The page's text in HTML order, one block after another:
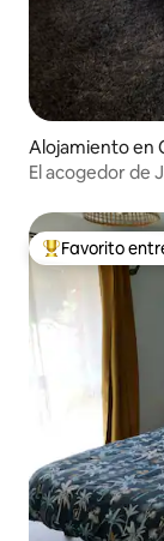
Alojamiento en
El acogedor de
Favorito entre
Favorito